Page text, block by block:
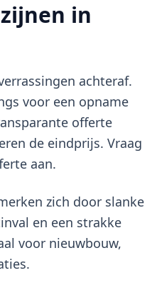
in
achteraf.
voor een opname
offerte
de eindprijs. Vraag
aan.
zich door slanke
en een strakke
voor nieuwbouw,